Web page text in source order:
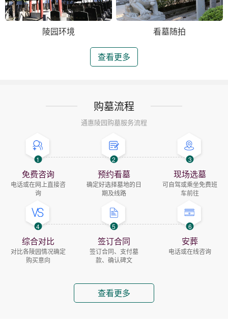
陵园环境 看墓随拍
查看更多
购墓流程
通惠陵园购墓服务流程
1
免费咨询
电话或在网上直接咨
询
2
预约看墓
确定好选择墓地的日
期及线路
3
现场选墓
可自驾或乘坐免费班
车前往
4
综合对比
对比各陵园情况确定
购买意向
5
签订合同
签订合同、支付墓
款、确认碑文
6
安葬
电话或在线咨询
查看更多